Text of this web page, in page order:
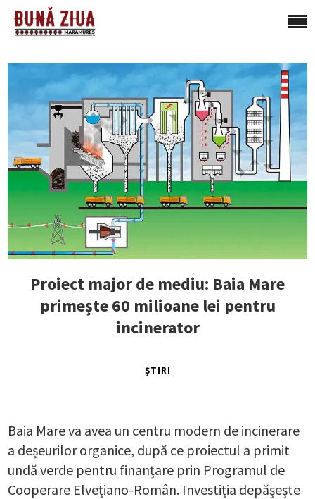
Proiect major de mediu: Baia Mare
primește 60 milioane lei pentru
incinerator
ȘTIRI
Baia Mare va avea un centru modern de incinerare
a deșeurilor organice, după ce proiectul a primit
undă verde pentru finanțare prin Programul de
Cooperare Elvețiano-Român. Investiția depășește